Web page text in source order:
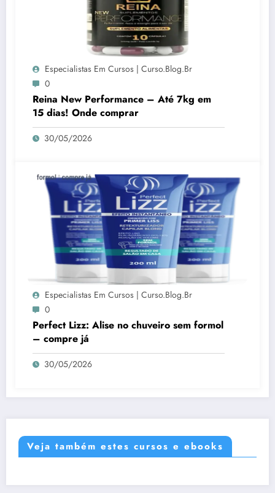
Especialistas Em Cursos | Curso.blog.br
0
Reina New Performance – Até 7kg em
15 dias! Onde comprar
30/05/2026
Especialistas Em Cursos | Curso.blog.br
0
Perfect Lizz: Alise no chuveiro sem formol
– compre já
30/05/2026
Veja também estes cursos e ebooks